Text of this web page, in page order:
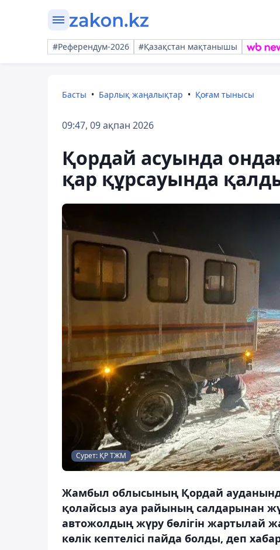
#Референдум-2026 #Қазақстан мақтанышы
Басты Барлық жаңалықтар Қоғам тынысы
09:47, 09 ақпан 2026
Қордай асуында
қар құрсауында
Сурет: ҚР ТЖМ
Жамбыл облысының Қордай
қолайсыз ауа райының салдарынан
автожолдың жүру бөлігін жартылай
көлік кептелісі пайда болды, деп